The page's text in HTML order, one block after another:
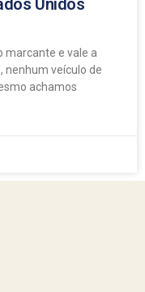
marcante e vale a
nenhum veículo de
achamos